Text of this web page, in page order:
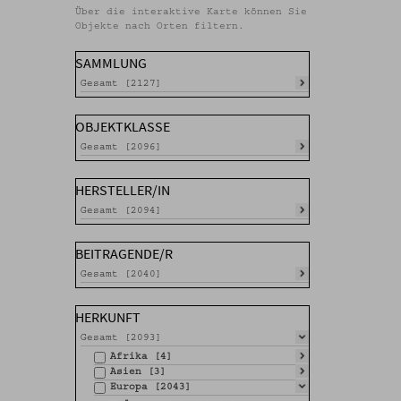
Über die interaktive Karte können Sie
Objekte nach Orten filtern.
SAMMLUNG
Gesamt [2127]
OBJEKTKLASSE
Gesamt [2096]
HERSTELLER/IN
Gesamt [2094]
BEITRAGENDE/R
Gesamt [2040]
HERKUNFT
Gesamt [2093]
Afrika [4]
Asien [3]
Europa [2043]